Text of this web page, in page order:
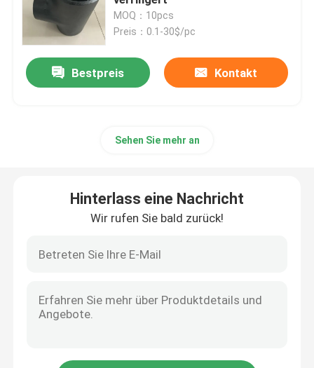
Flansch JIS B2220
Kohlenstoffstahl-Fitting
Fitting stoßen
Fittings-Kappe
Fitting zweigen ab
MOQ：10pcs
Preis：0.1-30$/pc
Bestpreis Kontakt
Sehen Sie mehr an
Hinterlass eine Nachricht
Wir rufen Sie bald zurück!